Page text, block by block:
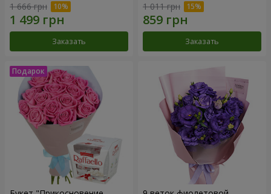
1 666 грн
Заказать
1 011 грн
Заказать